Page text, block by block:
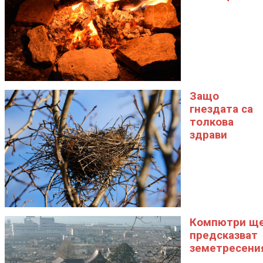
Защо
гнездата са
толкова
здрави
Компютри
предсказват